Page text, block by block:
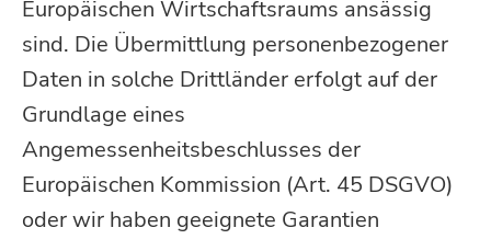
Europäischen Wirtschaftsraums ansässig
sind. Die Übermittlung personenbezogener
Daten in solche Drittländer erfolgt auf der
Grundlage eines
Angemessenheitsbeschlusses der
Europäischen Kommission (Art. 45 DSGVO)
oder wir haben geeignete Garantien